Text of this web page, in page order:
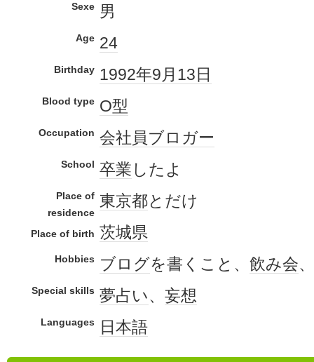
Sexe 男
Age 24
Birthday 1992年9月13日
Blood type O型
Occupation 会社員ブロガー
School 卒業 したよ
Place of
residence
東京都とだけ
Place of birth 茨城県
Hobbies ブログを書くこと、 飲み会、
Special skills 夢占い、 妄想
Languages 日本語